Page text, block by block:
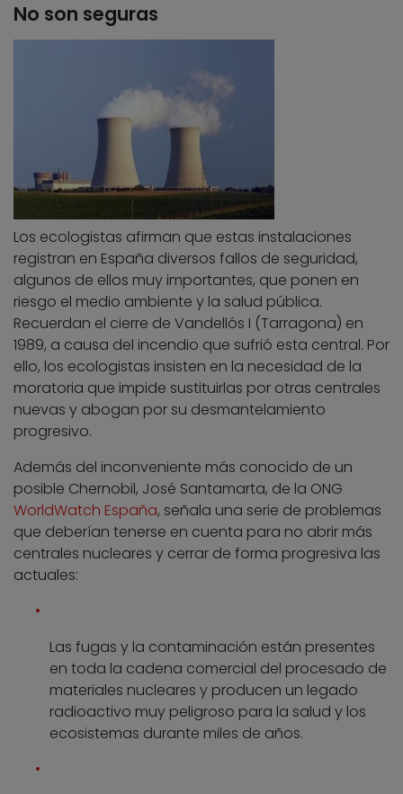
No son seguras
Los ecologistas afirman que estas instalaciones
registran en España diversos fallos de seguridad,
algunos de ellos muy importantes, que ponen en
riesgo el medio ambiente y la salud pública.
Recuerdan el cierre de Vandellós I (Tarragona) en
1989, a causa del incendio que sufrió esta central. Por
ello, los ecologistas insisten en la necesidad de la
moratoria que impide sustituirlas por otras centrales
nuevas y abogan por su desmantelamiento
progresivo.
Además del inconveniente más conocido de un
posible Chernobil, José Santamarta, de la ONG
WorldWatch España, señala una serie de problemas
que deberían tenerse en cuenta para no abrir más
centrales nucleares y cerrar de forma progresiva las
actuales:
Las fugas y la contaminación están presentes
en toda la cadena comercial del procesado de
materiales nucleares y producen un legado
radioactivo muy peligroso para la salud y los
ecosistemas durante miles de años.